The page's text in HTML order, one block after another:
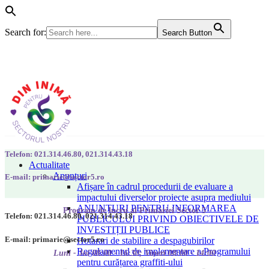
Search for: Search Button
Actualitate
Anunțuri
Afișare în cadrul procedurii de evaluare a
impactului diverselor proiecte asupra mediului
ANUNȚURI PENTRU INFORMAREA
PUBLICULUI PRIVIND OBIECTIVELE DE
INVESTIȚII PUBLICE
Hotarari de stabilire a despagubirilor
Regulamentul de implementare a Programului
pentru curățarea graffiti-ului
Telefon: 021.314.46.80, 021.314.43.18
E-mail: primarie@sector5.ro
Program de lucru al Primăriei Sector 5
Luni - Joi 08:00 - 16:30; Vineri 08:00 - 14:00
Telefon: 021.314.46.80, 021.314.43.18
E-mail: primarie@sector5.ro